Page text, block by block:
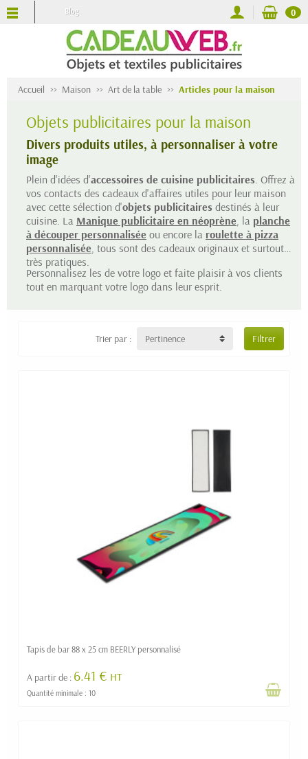
Blog 0
Accueil Maison Art de la table Articles pour la maison
Objets publicitaires pour la maison
Divers produits utiles, à personnaliser à votre
image
Plein d'idées d'accessoires de cuisine publicitaires. Offrez à
vos contacts des cadeaux d'affaires utiles pour leur maison
avec cette sélection d'objets publicitaires destinés à leur
cuisine. La Manique publicitaire en néoprène, la planche
à découper personnalisée ou encore la roulette à pizza
personnalisée, tous sont des cadeaux originaux et surtout
très pratiques.
Personnalisez les de votre logo et faite plaisir à vos clients
tout en marquant votre logo dans leur esprit.
Trier par : Pertinence Filtrer
Tapis de bar 88 x 25 cm BEERLY personnalisé
A partir de : 6.41 € HT
Quantité minimale : 10